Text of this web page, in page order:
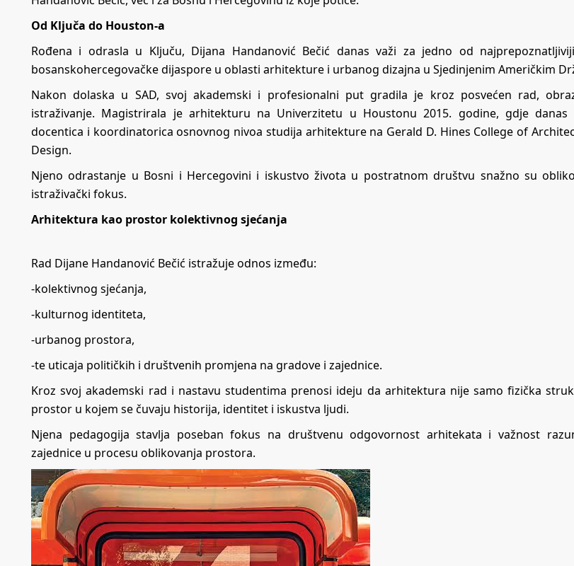
Od Ključa do Houston-a
Rođena i odrasla u Ključu, Dijana Handanović Bečić danas važi za jedno od
bosanskohercegovačke dijaspore u oblasti arhitekture i urbanog dizajna u Sjedinjenim Američkim
Nakon dolaska u SAD, svoj akademski i profesionalni put gradila je kroz posvećen rad,
istraživanje. Magistrirala je arhitekturu na Univerzitetu u Houstonu 2015. godine, gdje
docentica i koordinatorica osnovnog nivoa studija arhitekture na Gerald D. Hines College of
Design.
Njeno odrastanje u Bosni i Hercegovini i iskustvo života u postratnom društvu snažno su
istraživački fokus.
Arhitektura kao prostor kolektivnog sjećanja
Rad Dijane Handanović Bečić istražuje odnos između:
-kolektivnog sjećanja,
-kulturnog identiteta,
-urbanog prostora,
-te uticaja političkih i društvenih promjena na gradove i zajednice.
Kroz svoj akademski rad i nastavu studentima prenosi ideju da arhitektura nije samo fizička
prostor u kojem se čuvaju historija, identitet i iskustva ljudi.
Njena pedagogija stavlja poseban fokus na društvenu odgovornost arhitekata i važnost
zajednice u procesu oblikovanja prostora.